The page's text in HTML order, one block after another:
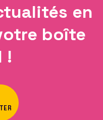
en
boîte
!